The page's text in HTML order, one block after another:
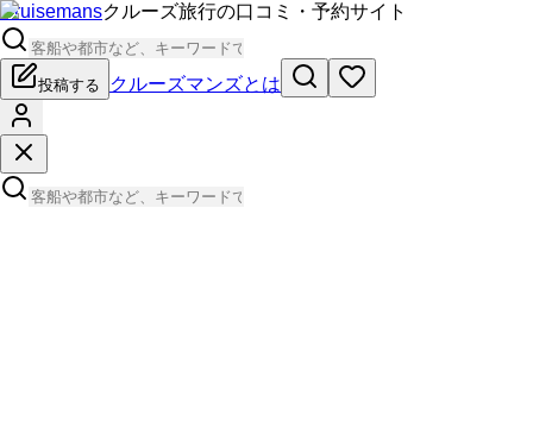
Cruisemansクルーズ旅行の口コミ・予約サイト
投稿する クルーズマンズとは